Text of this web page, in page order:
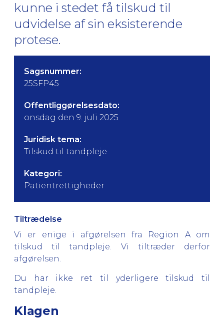
kunne i stedet få tilskud til
udvidelse af sin eksisterende
protese.
Sagsnummer:
25SFP45
Offentliggørelsesdato:
onsdag den 9. juli 2025
Juridisk tema:
Tilskud til tandpleje
Kategori:
Patientrettigheder
Tiltrædelse
Vi er enige i afgørelsen fra Region A om
tilskud til tandpleje. Vi tiltræder derfor
afgørelsen.
Du har ikke ret til yderligere tilskud til
tandpleje.
Klagen